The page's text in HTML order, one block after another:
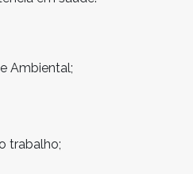
Ambiental;
trabalho;